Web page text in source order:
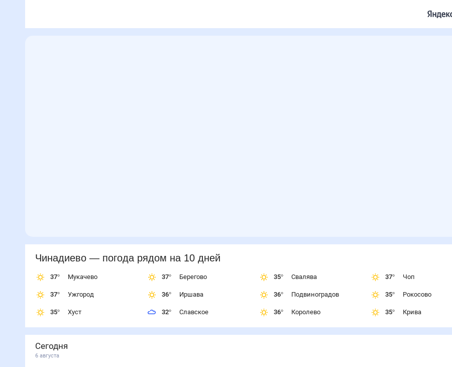
Чинадиево — погода рядомна 10 дней
37° Мукачево
37° Ужгород
35° Хуст
37° Берегово
36° Иршава
32° Славское
35° Свалява
36° Подвиноградов
36° Королево
37° Чоп
35° Рокосово
35° Крива
Сегодня
6 августа